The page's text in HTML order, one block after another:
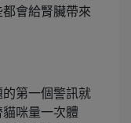
會給腎臟帶來
第一個警訊就
咪量一次體